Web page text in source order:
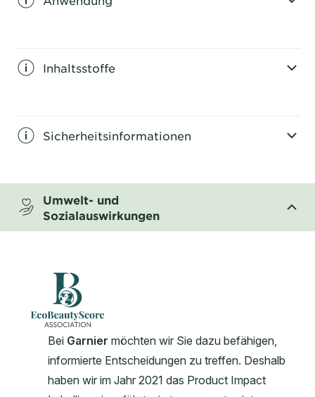
Inhaltsstoffe
Sicherheitsinformationen
Umwelt- und
Sozialauswirkungen